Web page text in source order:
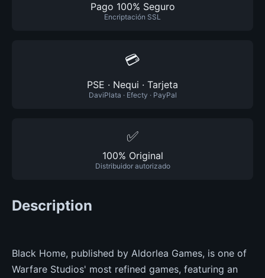
Pago 100% Seguro
Encriptación SSL
💳
PSE · Nequi · Tarjeta
DaviPlata · Efecty · PayPal
✅
100% Original
Distribuidor autorizado
Description
Black Home, published by Aldorlea Games, is one of
Warfare Studios' most refined games, featuring an